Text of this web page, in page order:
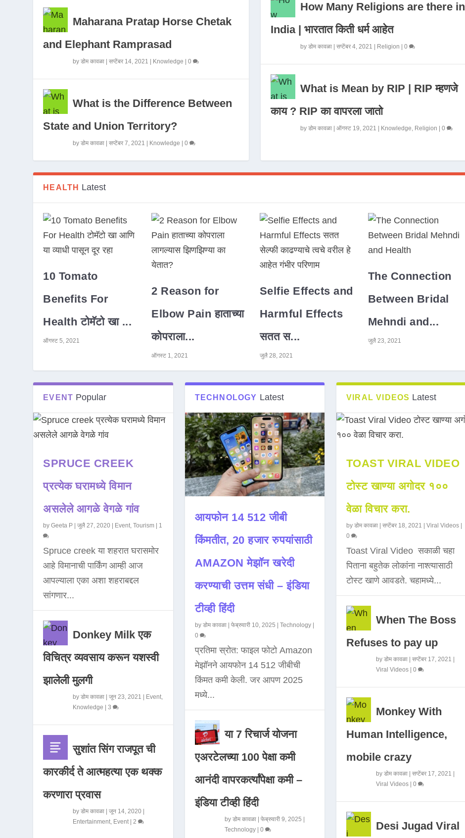
Maharana Pratap Horse Chetak
and Elephant Ramprasad
byडोम कावळा |सप्टेंबर 14, 2021 Knowledge |0
What is the Difference Between
State and Union Territory?
byडोम कावळा |सप्टेंबर 7, 2021 Knowledge |0
How Many Religions are there in
India | भारतात किती धर्म आहेत
by डोम कावळा| सप्टेंबर 4, 2021 Religion 0
What is Mean by RIP | RIP म्हणजे
काय ? RIP का वापरला जातो
by डोम कावळा| ऑगस्ट 19, 2021 Knowledge, Religion 0
HEALTH Latest
10 Tomato
Benefits For
Health टोमॅटो खा ...
ऑगस्ट 5, 2021
2 Reason for
Elbow Pain हाताच्या
कोपराला...
ऑगस्ट 1, 2021
Selfie Effects and
Harmful Effects
सतत स...
जुलै 28, 2021
The Connection
Between Bridal
Mehndi and...
जुलै 23, 2021
EVENT Popular
SPRUCE CREEK
प्रत्येक घरामध्ये विमान
असलेले आगळे वेगळे गांव
byGeeta P |जुलै 27, 2020 | Event ,Tourism | 1
Spruce creek या शहरात घरासमोर
आहे विमानाची पार्किंग आम्ही आज
आपल्याला एका अशा शहराबद्दल
सांगणार...
Donkey Milk एक
विचित्र व्यवसाय करून यशस्वी
झालेली मुलगी
byडोम कावळा |जून 23, 2021 | Event
Knowledge |3
सुशांत सिंग राजपूत ची
कारकीर्द ते आत्महत्या एक थक्क
करणारा प्रवास
byडोम कावळा |जून 14, 2020 |
Entertainment Event | 2
TECHNOLOGY Latest
आयफोन 14 512 जीबी
किंमतीत, 20 हजार रुपयांसाठी
AMAZON मेझॉन खरेदी
करण्याची उत्तम संधी – इंडिया
टीव्ही हिंदी
by डोम कावळा| फेब्रुवारी 10, 2025 Technology|
0
प्रतिमा स्रोत: फाइल फोटो Amazon
मेझॉनने आयफोन 14 512 जीबीची
किंमत कमी केली. जर आपण 2025
मध्ये...
या 7 रिचार्ज योजना
एअरटेलच्या 100 पेक्षा कमी
आनंदी वापरकर्त्यांपेक्षा कमी –
इंडिया टीव्ही हिंदी
by डोम कावळा| फेब्रुवारी 9, 2025
Technology| 0
VIRAL VIDEOS Latest
TOAST VIRAL VIDEO
टोस्ट खाण्या अगोदर १००
वेळा विचार करा.
by डोम कावळा| सप्टेंबर 18, 2021 | Viral Videos|
0
Toast Viral Video सकाळी चहा
पिताना बहुतेक लोकांना नाश्त्यासाठी
टोस्ट खाणे आवडते. चहामध्ये...
When The Boss
Refuses to pay up
by डोम कावळा| सप्टेंबर 17, 2021 |
Viral Videos| 0
Monkey With
Human Intelligence,
mobile crazy
by डोम कावळा| सप्टेंबर 17, 2021 |
Viral Videos| 0
Desi Jugad Viral